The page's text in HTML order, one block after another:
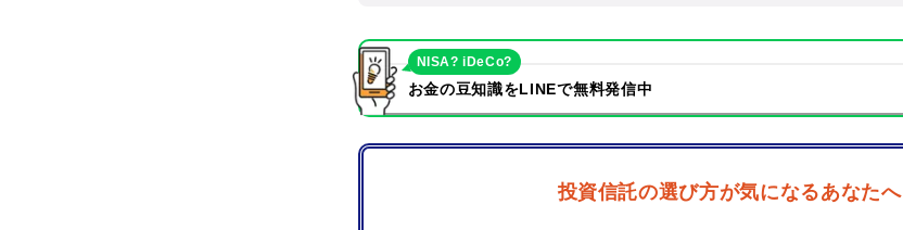
お金の豆知識をLINEで無料発信中
NISA? iDeCo?
投資信託の選び方が気になるあなたへ